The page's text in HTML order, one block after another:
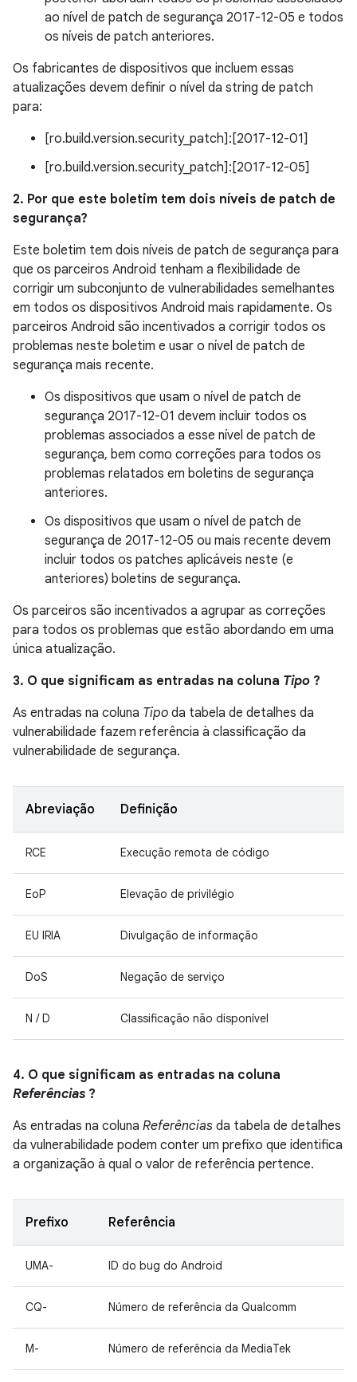
ao nível de patch de segurança 2017-12-05 e todos
os níveis de patch anteriores.
Os fabricantes de dispositivos que incluem essas
atualizações devem definir o nível da string de patch
para:
[ro.build.version.security_patch]:[2017-12-01]
[ro.build.version.security_patch]:[2017-12-05]
2. Por que este boletim tem dois níveis de patch de
segurança?
Este boletim tem dois níveis de patch de segurança para
que os parceiros Android tenham a flexibilidade de
corrigir um subconjunto de vulnerabilidades semelhantes
em todos os dispositivos Android mais rapidamente. Os
parceiros Android são incentivados a corrigir todos os
problemas neste boletim e usar o nível de patch de
segurança mais recente.
Os dispositivos que usam o nível de patch de
segurança 2017-12-01 devem incluir todos os
problemas associados a esse nível de patch de
segurança, bem como correções para todos os
problemas relatados em boletins de segurança
anteriores.
Os dispositivos que usam o nível de patch de
segurança de 2017-12-05 ou mais recente devem
incluir todos os patches aplicáveis ​​neste (e
anteriores) boletins de segurança.
Os parceiros são incentivados a agrupar as correções
para todos os problemas que estão abordando em uma
única atualização.
3. O que significam as entradas na coluna Tipo ?
As entradas na coluna Tipo da tabela de detalhes da
vulnerabilidade fazem referência à classificação da
vulnerabilidade de segurança.
Abreviação Definição
RCE Execução remota de código
EoP Elevação de privilégio
EU IRIA Divulgação de informação
DoS Negação de serviço
N / D Classificação não disponível
4. O que significam as entradas na coluna
Referências ?
As entradas na coluna Referências da tabela de detalhes
da vulnerabilidade podem conter um prefixo que identifica
a organização à qual o valor de referência pertence.
Prefixo Referência
UMA- ID do bug do Android
CQ- Número de referência da Qualcomm
M- Número de referência da MediaTek